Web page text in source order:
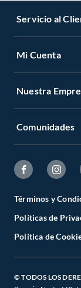
Servicio al
Mi Cuenta
Nuestra
Comunidades
Términos y
Políticas de
Política de
© TODOS LOS